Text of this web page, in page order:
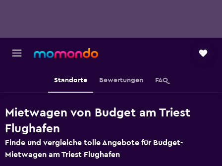
Standorte Bewertungen FAQ
Mietwagen von Budget am Triest
Flughafen
Finde und vergleiche tolle Angebote für Budget-
Mietwagen am Triest Flughafen